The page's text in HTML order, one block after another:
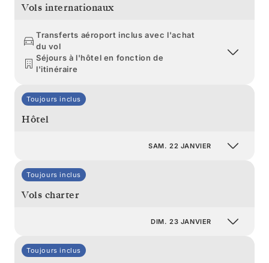
Vols internationaux
Transferts aéroport inclus avec l'achat
du vol
Séjours à l'hôtel en fonction de
l'itinéraire
Toujours inclus
Hôtel
SAM. 22 JANVIER
Toujours inclus
Vols charter
DIM. 23 JANVIER
Toujours inclus